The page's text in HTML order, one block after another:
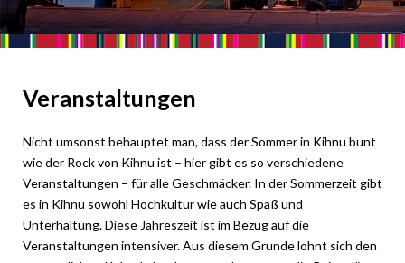
Veranstaltungen
Nicht umsonst behauptet man, dass der Sommer in Kihnu bunt
wie der Rock von Kihnu ist – hier gibt es so verschiedene
Veranstaltungen – für alle Geschmäcker. In der Sommerzeit gibt
es in Kihnu sowohl Hochkultur wie auch Spaß und
Unterhaltung. Diese Jahreszeit ist im Bezug auf die
Veranstaltungen intensiver. Aus diesem Grunde lohnt sich den